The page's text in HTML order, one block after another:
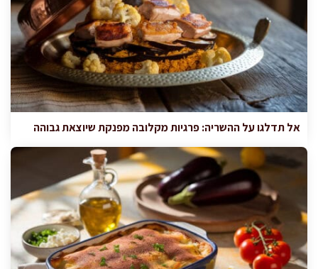
אל תדלגו על ההשריה: פרגיות מקלובה מפנקת שיוצאת גבוהה